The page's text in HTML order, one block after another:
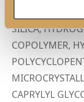
SILICA,
COPOLYMER,
CAPRYLYL